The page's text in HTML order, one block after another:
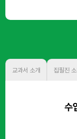
교과서 소개 집필진
수